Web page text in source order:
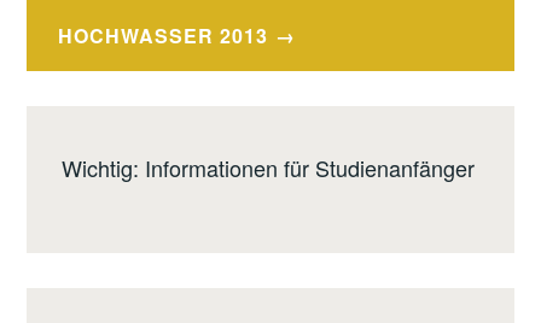
HOCHWASSER 2013
Wichtig: Informationen für Studienanfänger